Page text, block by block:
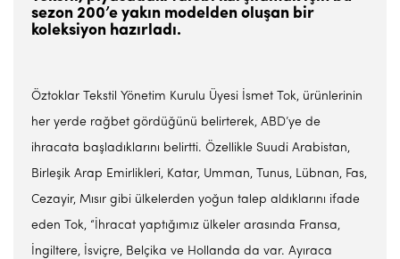
sezon 200’e yakın modelden oluşan bir
koleksiyon hazırladı.
Öztoklar Tekstil Yönetim Kurulu Üyesi İsmet Tok, ürünlerinin
her yerde rağbet gördüğünü belirterek, ABD’ye de
ihracata başladıklarını belirtti. Özellikle Suudi Arabistan,
Birleşik Arap Emirlikleri, Katar, Umman, Tunus, Lübnan, Fas,
Cezayir, Mısır gibi ülkelerden yoğun talep aldıklarını ifade
eden Tok, “İhracat yaptığımız ülkeler arasında Fransa,
İngiltere, İsviçre, Belçika ve Hollanda da var. Ayıraca